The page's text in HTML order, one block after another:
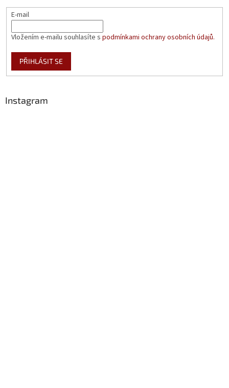
E-mail
Vložením e-mailu souhlasíte s podmínkami ochrany osobních údajů.
PŘIHLÁSIT SE
Instagram